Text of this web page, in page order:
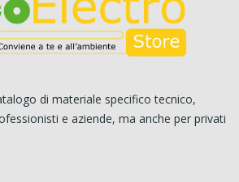
di materiale specifico tecnico,
e aziende, ma anche per privati